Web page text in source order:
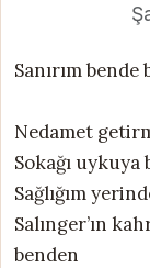
Sanırım bende
Nedamet
Sokağı
Sağlığım
Salınger’ın
benden